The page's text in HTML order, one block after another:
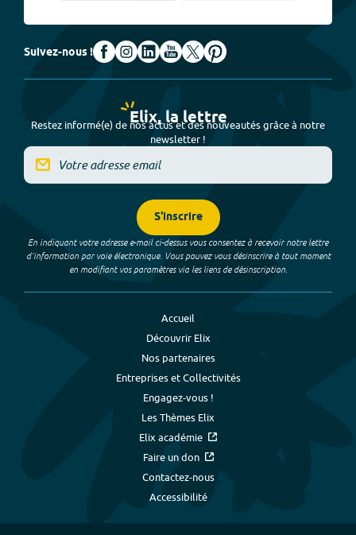
Suivez-nous !
Elix, la lettre
Restez informé(e) de nos actus et des nouveautés grâce à notre
newsletter !
S'inscrire
En indiquant votre adresse e-mail ci-dessus vous consentez à recevoir notre lettre
d’information par voie électronique. Vous pouvez vous désinscrire à tout moment
en modifiant vos paramètres via les liens de désinscription.
Accueil
Découvrir Elix
Nos partenaires
Entreprises et Collectivités
Engagez-vous !
Les Thèmes Elix
Elix académie
Faire un don
Contactez-nous
Accessibilité